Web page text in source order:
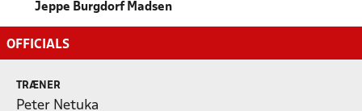
Jeppe Burgdorf Madsen
OFFICIALS
TRÆNER
Peter Netuka